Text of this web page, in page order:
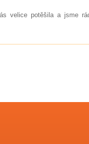
velice potěšila a jsme